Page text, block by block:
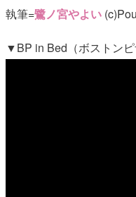
執筆=鷺ノ宮やよい
▼BP in Bed（ボストン